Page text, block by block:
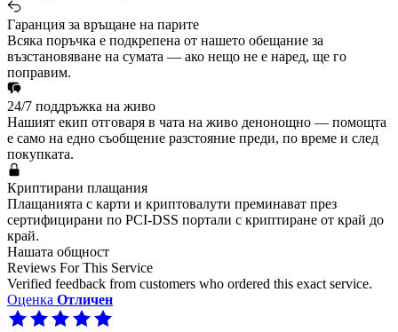
Гаранция за връщане на парите
Всяка поръчка е подкрепена от нашето обещание за
възстановяване на сумата — ако нещо не е наред, ще го
поправим.
24/7 поддръжка на живо
Нашият екип отговаря в чата на живо денонощно — помощта
е само на едно съобщение разстояние преди, по време и след
покупката.
Криптирани плащания
Плащанията с карти и криптовалути преминават през
сертифицирани по PCI-DSS портали с криптиране от край до
край.
Нашата общност
Reviews For This Service
Verified feedback from customers who ordered this exact service.
Оценка Отличен